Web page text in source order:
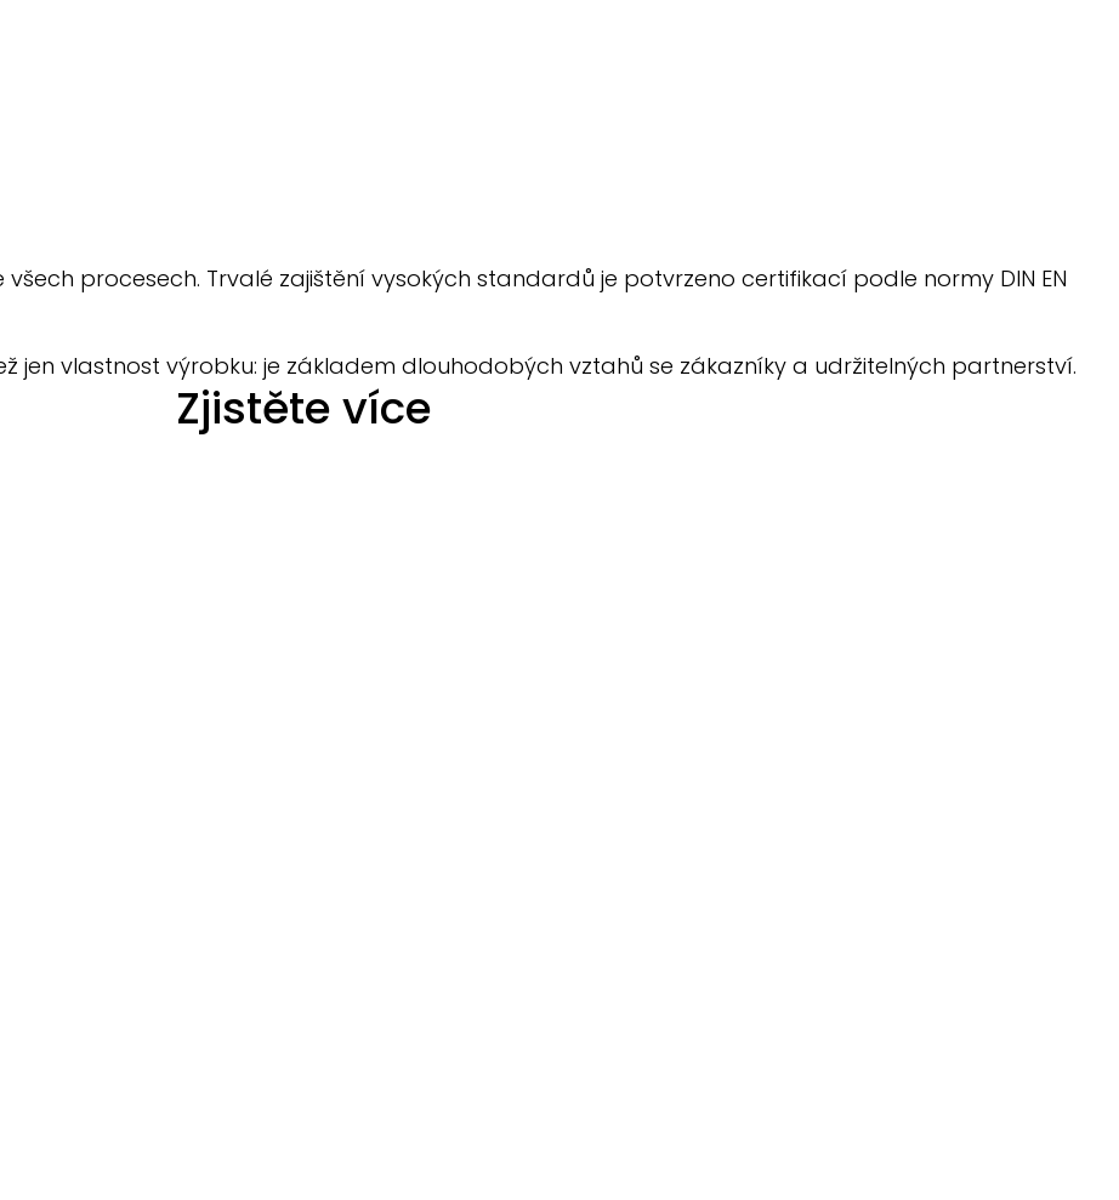
procesech. Trvalé zajištění vysokých standardů je potvrzeno certifikací podle normy DIN EN
jen vlastnost výrobku: je základem dlouhodobých vztahů se zákazníky a udržitelných partnerství.
Zjistěte více